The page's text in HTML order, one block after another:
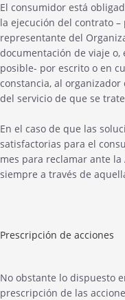
El consumidor está
la ejecución del contrato
representante del
documentación de viaje o,
posible- por escrito o en
constancia, al
del servicio de que se
En el caso de que las
satisfactorias para el
mes para reclamar ante
siempre a través de
Prescripción de acciones
No obstante lo dispuesto
prescripción de las